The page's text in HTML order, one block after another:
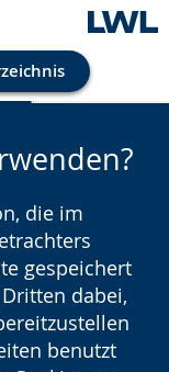
die im
gespeichert
dabei,
benutzt